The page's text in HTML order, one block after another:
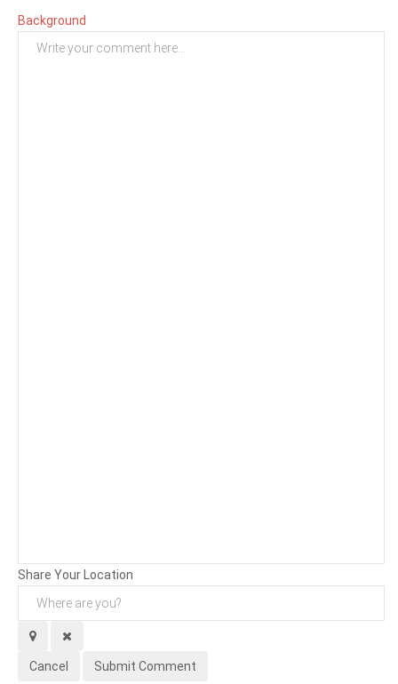
Background
Share Your Location
Cancel Submit Comment